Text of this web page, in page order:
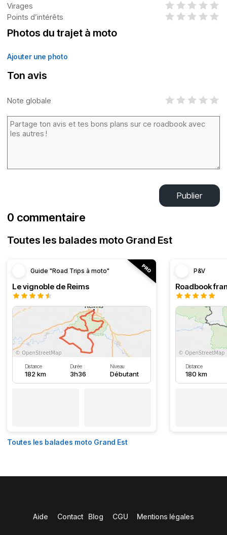
Virages
Points d’intérêts
Photos du trajet à moto
Ajouter une photo
Ton avis
Note globale
Publier
0 commentaire
Toutes les balades moto Grand Est
Guide "Road Trips à moto"
Le vignoble de Reims
Distance
182 km
Durée
3h36
Niveau
Débutant
P&V
Distance
180 km
Toutes les balades moto Grand Est
Aide Contact Blog CGU Mentions légales